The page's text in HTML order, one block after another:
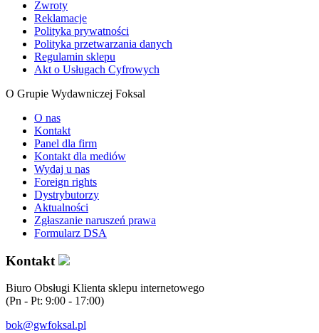
Zwroty
Reklamacje
Polityka prywatności
Polityka przetwarzania danych
Regulamin sklepu
Akt o Usługach Cyfrowych
O Grupie Wydawniczej Foksal
O nas
Kontakt
Panel dla firm
Kontakt dla mediów
Wydaj u nas
Foreign rights
Dystrybutorzy
Aktualności
Zgłaszanie naruszeń prawa
Formularz DSA
Kontakt
Biuro Obsługi Klienta sklepu internetowego
(Pn - Pt: 9:00 - 17:00)
bok@gwfoksal.pl